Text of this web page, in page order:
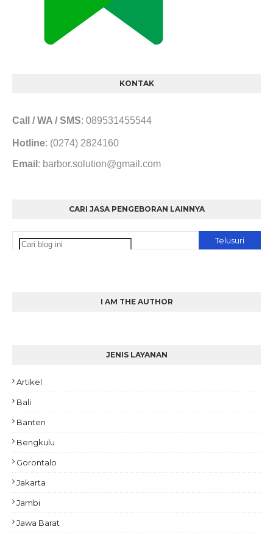
KONTAK
Call / WA / SMS: 089531455544
Hotline: (0274) 2824160
Email : barbor.solution@gmail.com
CARI JASA PENGEBORAN LAINNYA
I AM THE AUTHOR
JENIS LAYANAN
Artikel
Bali
Banten
Bengkulu
Gorontalo
Jakarta
Jambi
Jawa Barat